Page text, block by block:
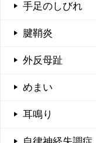
手足のしびれ
腱鞘炎
外反母趾
めまい
耳鳴り